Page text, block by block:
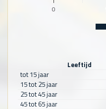
0
Leeftijd
tot 15 jaar
15 tot 25 jaar
25 tot 45 jaar
45 tot 65 jaar